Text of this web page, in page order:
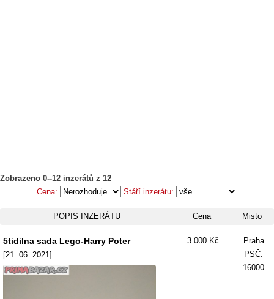
Zobrazeno 0--12 inzerátů z 12
Cena:
Stáří inzerátu:
POPIS INZERÁTU Cena Misto
5tidilna sada Lego-Harry Poter
[21. 06. 2021]
3 000 Kč
Praha
PSČ:
16000